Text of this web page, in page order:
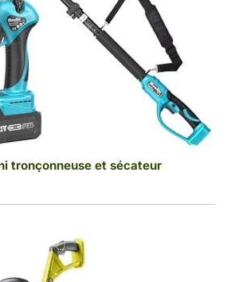
tronçonneuse et sécateur